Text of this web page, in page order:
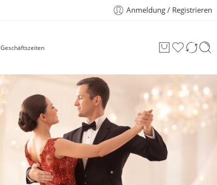
Anmeldung / Registrieren
Geschäftszeiten